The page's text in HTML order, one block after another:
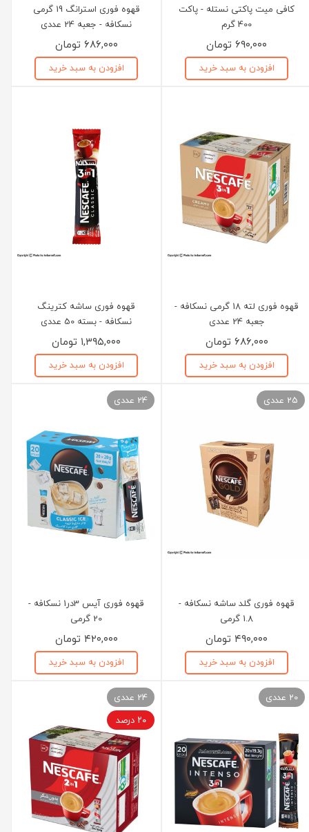
کافی میت پاکتی نستله - پاکت
400 گرم
۶۹۰,۰۰۰ تومان
افزودن به سبد خرید
قهوه فوری استرانگ 19 گرمی
نسکافه - جعبه 24 عددی
۶۸۶,۰۰۰ تومان
افزودن به سبد خرید
قهوه فوری لته 18 گرمی نسکافه -
جعبه 24 عددی
۶۸۶,۰۰۰ تومان
افزودن به سبد خرید
قهوه فوری ساشه کترینگ
نسکافه - بسته 50 عددی
۱,۳۹۵,۰۰۰ تومان
افزودن به سبد خرید
قهوه فوری گلد ساشه نسکافه -
1.8 گرمی
۴۹۰,۰۰۰ تومان
افزودن به سبد خرید
25 عددی
قهوه فوری آیس 3در1 نسکافه -
20 گرمی
۴۲۰,۰۰۰ تومان
افزودن به سبد خرید
24 عددی
20 عددی
24 عددی
۲۰ درصد